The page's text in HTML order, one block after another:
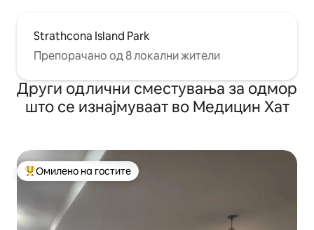
Strathcona Island Park
Препорачано од 8 локални жители
Други одлични сместувања за одмор
што се изнајмуваат во Медицин Хат
Меѓу најуспешните „Омилени на гостите“
Омилено на гостите